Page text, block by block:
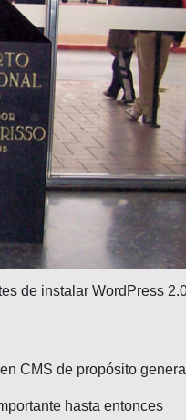
de instalar WordPress
CMS de propósito
hasta entonces